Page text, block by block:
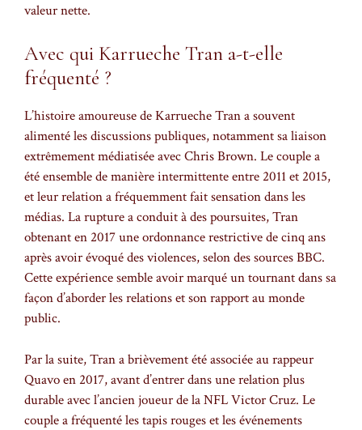
valeur nette.
Avec qui Karrueche Tran a-t-elle
fréquenté ?
L’histoire amoureuse de Karrueche Tran a souvent
alimenté les discussions publiques, notamment sa liaison
extrêmement médiatisée avec Chris Brown. Le couple a
été ensemble de manière intermittente entre 2011 et 2015,
et leur relation a fréquemment fait sensation dans les
médias. La rupture a conduit à des poursuites, Tran
obtenant en 2017 une ordonnance restrictive de cinq ans
après avoir évoqué des violences, selon des sources BBC.
Cette expérience semble avoir marqué un tournant dans sa
façon d’aborder les relations et son rapport au monde
public.
Par la suite, Tran a brièvement été associée au rappeur
Quavo en 2017, avant d’entrer dans une relation plus
durable avec l’ancien joueur de la NFL Victor Cruz. Le
couple a fréquenté les tapis rouges et les événements